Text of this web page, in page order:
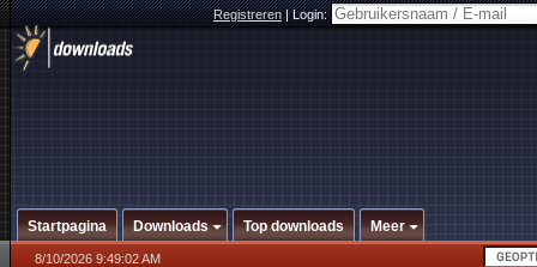
Registreren|Login:
Startpagina Downloads Top downloads Meer
8/10/2026 9:49:02 AM